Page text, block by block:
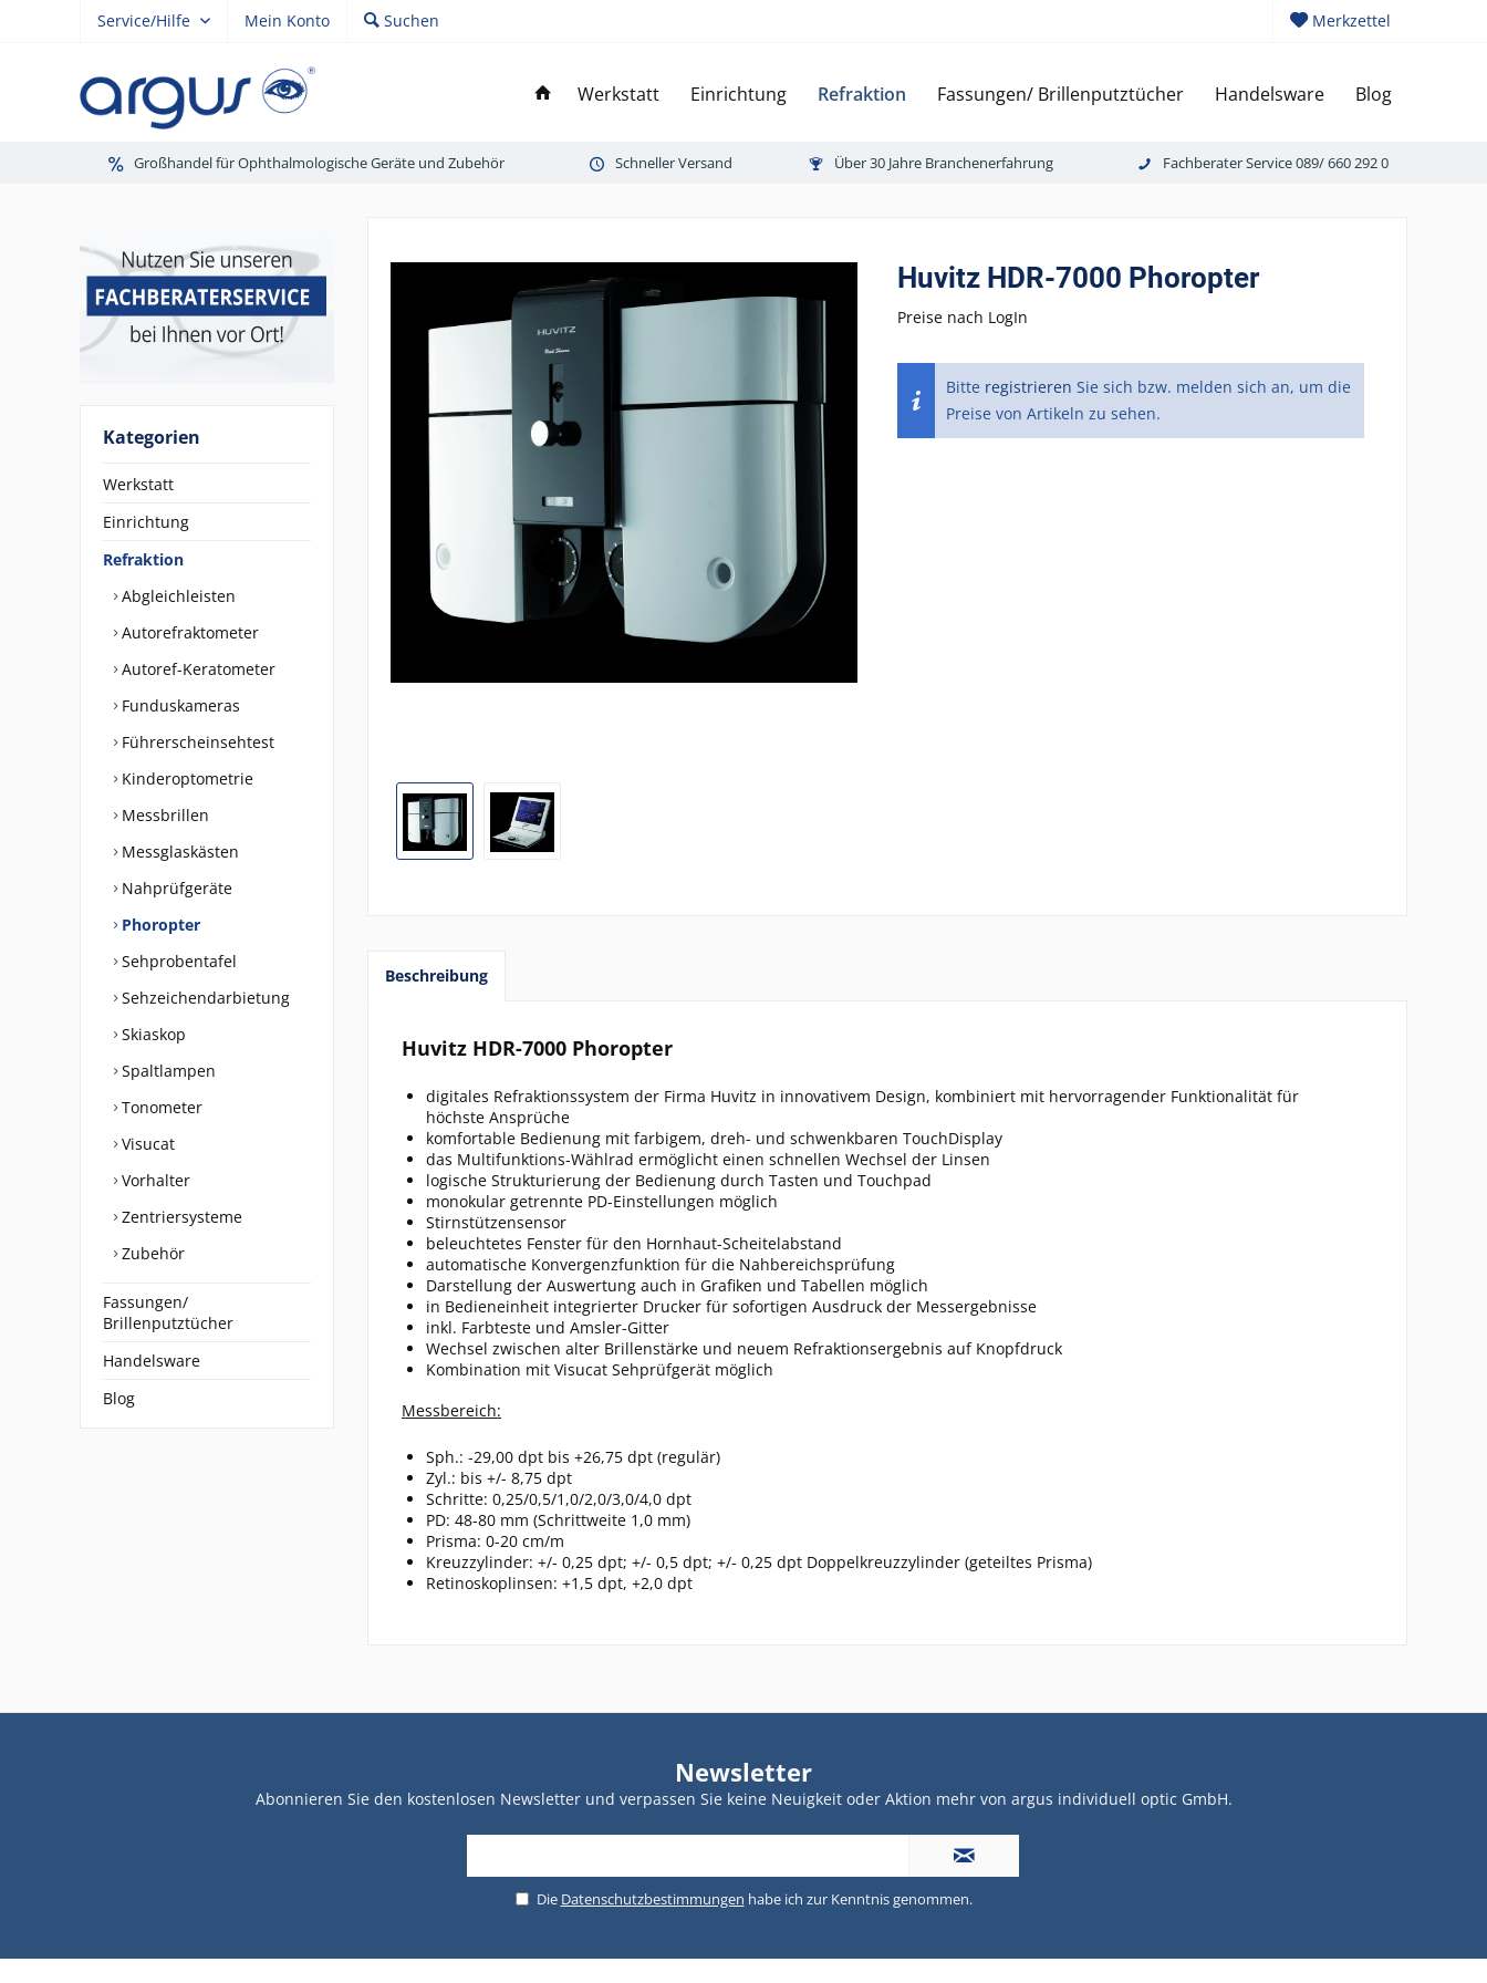
Merkzettel
Service/Hilfe Mein Konto Suchen
Werkstatt Einrichtung Refraktion Fassungen/ Brillenputztücher Handelsware Blog
Großhandel für Ophthalmologische Geräte und Zubehör Schneller Versand Über 30 Jahre Branchenerfahrung Fachberater Service 089/ 660 292 0
Kategorien
Werkstatt
Einrichtung
Refraktion
Abgleichleisten
Autorefraktometer
Autoref-Keratometer
Funduskameras
Führerscheinsehtest
Kinderoptometrie
Messbrillen
Messglaskästen
Nahprüfgeräte
Phoropter
Sehprobentafel
Sehzeichendarbietung
Skiaskop
Spaltlampen
Tonometer
Visucat
Vorhalter
Zentriersysteme
Zubehör
Fassungen/
Brillenputztücher
Handelsware
Blog
Huvitz HDR-7000 Phoropter
Preise nach LogIn
Bitte registrieren Sie sich bzw. melden sich an, um die
Preise von Artikeln zu sehen.
Beschreibung
Huvitz HDR-7000 Phoropter
digitales Refraktionssystem der Firma Huvitz in innovativem Design, kombiniert mit hervorragender Funktionalität für
höchste Ansprüche
komfortable Bedienung mit farbigem, dreh- und schwenkbaren TouchDisplay
das Multifunktions-Wählrad ermöglicht einen schnellen Wechsel der Linsen
logische Strukturierung der Bedienung durch Tasten und Touchpad
monokular getrennte PD-Einstellungen möglich
Stirnstützensensor
beleuchtetes Fenster für den Hornhaut-Scheitelabstand
automatische Konvergenzfunktion für die Nahbereichsprüfung
Darstellung der Auswertung auch in Grafiken und Tabellen möglich
in Bedieneinheit integrierter Drucker für sofortigen Ausdruck der Messergebnisse
inkl. Farbteste und Amsler-Gitter
Wechsel zwischen alter Brillenstärke und neuem Refraktionsergebnis auf Knopfdruck
Kombination mit Visucat Sehprüfgerät möglich
Messbereich:
Sph.: -29,00 dpt bis +26,75 dpt (regulär)
Zyl.: bis +/- 8,75 dpt
Schritte: 0,25/0,5/1,0/2,0/3,0/4,0 dpt
PD: 48-80 mm (Schrittweite 1,0 mm)
Prisma: 0-20 cm/m
Kreuzzylinder: +/- 0,25 dpt; +/- 0,5 dpt; +/- 0,25 dpt Doppelkreuzzylinder (geteiltes Prisma)
Retinoskoplinsen: +1,5 dpt, +2,0 dpt
Newsletter
Abonnieren Sie den kostenlosen Newsletter und verpassen Sie keine Neuigkeit oder Aktion mehr von argus individuell optic GmbH.
Die Datenschutzbestimmungen habe ich zur Kenntnis genommen.